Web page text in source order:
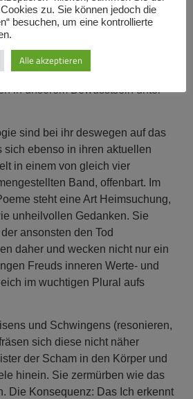
die Finesse. Mit jedem
sie ihre besondere Sensibilität
und tektonischen
in unserem Bewusstsein unter
sind bei ihr deswegen auf das
sich ebenso in ihren aktuellen
in einem von gleich vier
Band, offenbart. Im
steht eine Art Heimsuchung,
unheilvollen Gedanken. Sie
ansonsten den Tod
daher und wecken nicht nur ein
Freuds inneren Werte- und
im wuchtigen Plural aufs
und Schwingens (resonieren,
sich diese nicht näher
der Scham in den Körper und
hinein. Sie zermürben wie das
Die Konsequenz: Das Ich erkennt
zu. Sie können jedoch die
besuchen, um eine kontrollierte
Alle akzeptieren